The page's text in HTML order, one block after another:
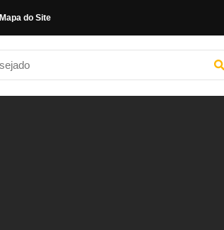
Mapa do Site